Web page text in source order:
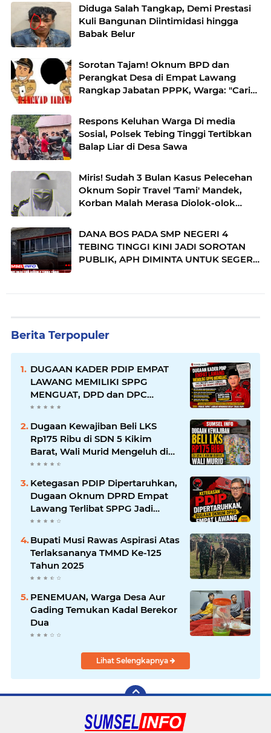
Diduga Salah Tangkap, Demi Prestasi
Kuli Bangunan Diintimidasi hingga
Babak Belur
Sorotan Tajam! Oknum BPD dan
Perangkat Desa di Empat Lawang
Rangkap Jabatan PPPK, Warga: "Cari
Sistem "
Respons Keluhan Warga Di media
Sosial, Polsek Tebing Tinggi Tertibkan
Balap Liar di Desa Sawa
Miris! Sudah 3 Bulan Kasus Pelecehan
Oknum Sopir Travel 'Tami' Mandek,
Korban Malah Merasa Diolok-olok
DANA BOS PADA SMP NEGERI 4
TEBING TINGGI KINI JADI SOROTAN
PUBLIK, APH DIMINTA UNTUK SEGERA
Berita Terpopuler
DUGAAN KADER PDIP EMPAT
LAWANG MEMILIKI SPPG
MENGUAT, DPD dan DPC
EMPAT LAWANG DIDUGA TAK
MAMPU BERTINDAK
Dugaan Kewajiban Beli LKS
Rp175 Ribu di SDN 5 Kikim
Barat, Wali Murid Mengeluh di
Tengah Sulitnya Ekonomi
Ketegasan PDIP Dipertaruhkan,
Dugaan Oknum DPRD Empat
Lawang Terlibat SPPG Jadi
Sorotan
Bupati Musi Rawas Aspirasi Atas
Terlaksananya TMMD Ke-125
Tahun 2025
PENEMUAN, Warga Desa Aur
Gading Temukan Kadal Berekor
Dua
Lihat Selengkapnya